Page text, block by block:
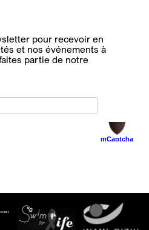
pour recevoir en
et nos événements à
partie de notre